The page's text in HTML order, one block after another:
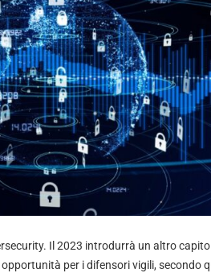
Il 2023 introdurrà un altro
per i difensori vigili, secondo